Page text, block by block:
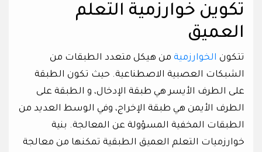
تكوين خوارزمية التعلم
العميق
تتكون الخوارزمية من هيكل متعدد الطبقات من
الشبكات العصبية الاصطناعية. حيث تكون الطبقة
على الطرف الأيسر هي طبقة الإدخال، و الطبقة على
الطرف الأيمن هي طبقة الإخراج، وفي الوسط العديد من
الطبقات المخفية المسؤولة عن المعالجة. بنية
خوارزميات التعلم العميق الطبقية تمكنها من معالجة